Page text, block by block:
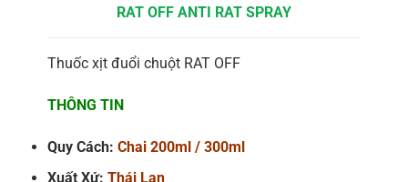
RAT OFF ANTI RAT SPRAY
Thuốc xịt đuổi chuột RAT OFF
THÔNG TIN
Quy Cách: Chai 200ml / 300ml
Xuất Xứ: Thái Lan